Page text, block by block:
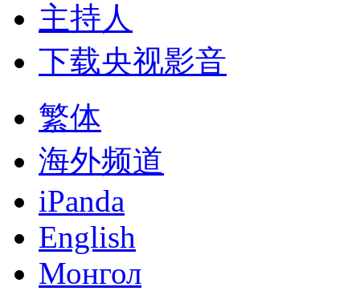
主持人
下载央视影音
繁体
海外频道
iPanda
English
Монгол